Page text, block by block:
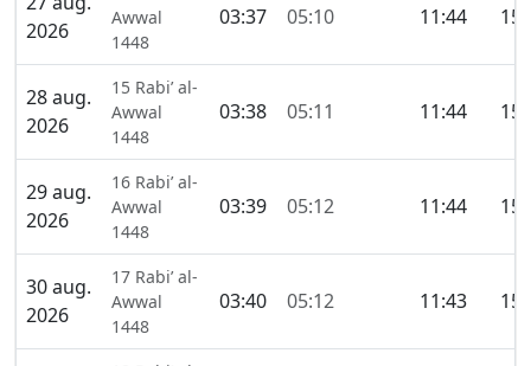
2026
Awwal
1448
03:37 05:10 11:44
28 aug.
2026
15 Rabi’ al-
Awwal
1448
03:38 05:11 11:44
29 aug.
2026
16 Rabi’ al-
Awwal
1448
03:39 05:12 11:44
30 aug.
2026
17 Rabi’ al-
Awwal
1448
03:40 05:12 11:43